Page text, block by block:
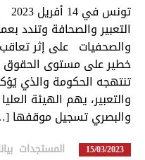
التعبير والصحافة وتندد
والصحفيات على إثر
خطير على مستوى الحقوق
تنتهجه الحكومة والذي
والتعبير، يهم الهيئة
والبصري تسجيل موقفها
15/03/2023 المستجدات